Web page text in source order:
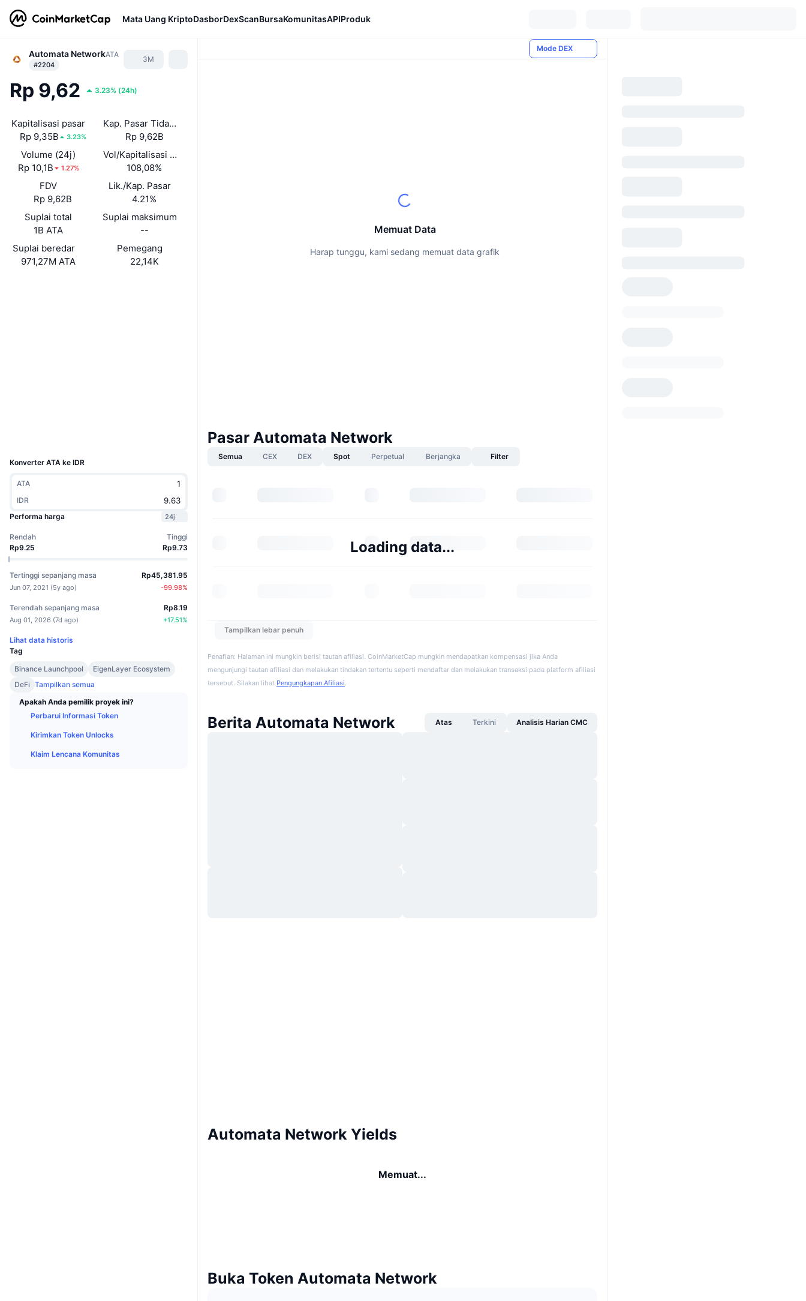
Mata Uang KriptoDasborDexScanBursaKomunitasAPIProduk
Automata NetworkATA
#2204
3M
Rp 9,62 3.23% (24h)
Kapitalisasi pasar
Rp 9,35B
3.23%
Kap. Pasar Tidak Terkunci
Rp 9,62B
Volume (24j)
Rp 10,1B
1.27%
Vol/Kapitalisasi Pasar (24J)
108,08%
FDV
Rp 9,62B
Lik./Kap. Pasar
4.21%
Suplai total
1B ATA
Suplai maksimum
--
Suplai beredar
971,27M ATA
Pemegang
22,14K
Konverter ATA ke IDR
ATA
IDR
Performa harga
24j
Rendah
Rp9.25
Tinggi
Rp9.73
Tertinggi sepanjang masa
Jun 07, 2021 (5y ago)
Rp45,381.95
-99.98%
Terendah sepanjang masa
Aug 01, 2026 (7d ago)
Rp8.19
+17.51%
Lihat data historis
Tag
Binance Launchpool
EigenLayer Ecosystem
DeFi Tampilkan semua
Apakah Anda pemilik proyek ini?
Perbarui Informasi Token
Kirimkan Token Unlocks
Klaim Lencana Komunitas
Mode DEX
Memuat Data
Harap tunggu, kami sedang memuat data grafik
Pasar Automata Network
Semua CEX DEX Spot Perpetual Berjangka Filter
Loading data...
Tampilkan lebar penuh
Penafian: Halaman ini mungkin berisi tautan afiliasi. CoinMarketCap mungkin mendapatkan kompensasi jika Anda
mengunjungi tautan afiliasi dan melakukan tindakan tertentu seperti mendaftar dan melakukan transaksi pada platform afiliasi
tersebut. Silakan lihat Pengungkapan Afiliasi.
Berita Automata Network Atas Terkini Analisis Harian CMC
Automata Network Yields
Memuat...
Buka Token Automata Network